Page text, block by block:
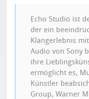
Echo Studio ist
der ein
Klangerlebnis
Audio von Sony
ihre
ermöglicht es,
Künstler
Group, Warner